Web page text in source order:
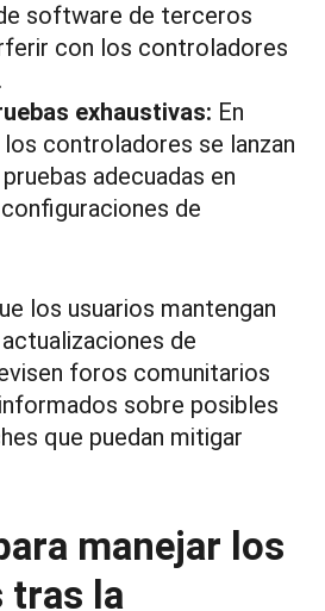
software de terceros
con los controladores
exhaustivas: En
controladores se lanzan
adecuadas en
de
los usuarios mantengan
de
foros comunitarios
sobre posibles
que puedan mitigar
manejar los
tras la